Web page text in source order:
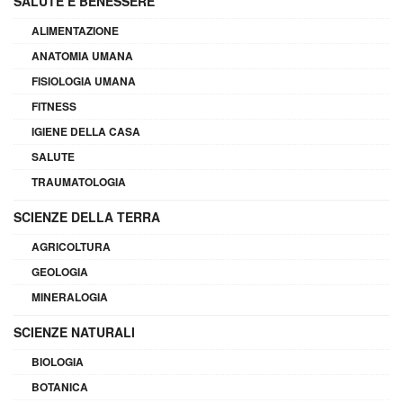
ALIMENTAZIONE
ANATOMIA UMANA
FISIOLOGIA UMANA
FITNESS
IGIENE DELLA CASA
SALUTE
TRAUMATOLOGIA
SCIENZE DELLA TERRA
AGRICOLTURA
GEOLOGIA
MINERALOGIA
SCIENZE NATURALI
BIOLOGIA
BOTANICA